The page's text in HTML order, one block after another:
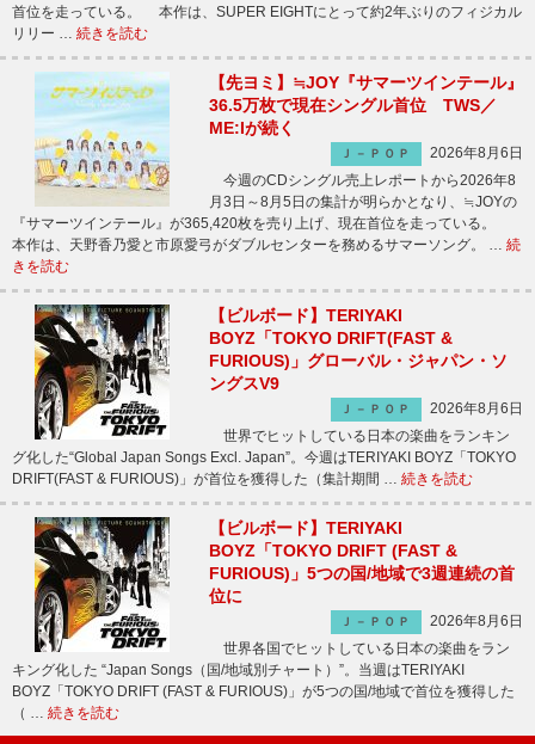
首位を走っている。 本作は、SUPER EIGHTにとって約2年ぶりのフィジカル
リリー … 続きを読む
【先ヨミ】≒JOY『サマーツインテール』
36.5万枚で現在シングル首位 TWS／
ME:Iが続く
Ｊ－ＰＯＰ
2026年8月6日
今週のCDシングル売上レポートから2026年8
月3日～8月5日の集計が明らかとなり、≒JOYの
『サマーツインテール』が365,420枚を売り上げ、現在首位を走っている。
本作は、天野香乃愛と市原愛弓がダブルセンターを務めるサマーソング。 … 続
きを読む
【ビルボード】TERIYAKI
BOYZ「TOKYO DRIFT(FAST &
FURIOUS)」グローバル・ジャパン・ソ
ングスV9
Ｊ－ＰＯＰ
2026年8月6日
世界でヒットしている日本の楽曲をランキン
グ化した“Global Japan Songs Excl. Japan”。今週はTERIYAKI BOYZ「TOKYO
DRIFT(FAST & FURIOUS)」が首位を獲得した（集計期間 … 続きを読む
【ビルボード】TERIYAKI
BOYZ「TOKYO DRIFT (FAST &
FURIOUS)」5つの国/地域で3週連続の首
位に
Ｊ－ＰＯＰ
2026年8月6日
世界各国でヒットしている日本の楽曲をラン
キング化した “Japan Songs（国/地域別チャート）”。当週はTERIYAKI
BOYZ「TOKYO DRIFT (FAST & FURIOUS)」が5つの国/地域で首位を獲得した
（ … 続きを読む